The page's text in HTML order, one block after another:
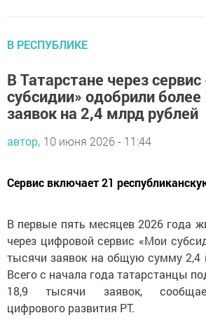
В РЕСПУБЛИКЕ
В Татарстане через
субсидии» одобрили
заявок на 2,4 млрд рублей
автор, 10 июня 2026 - 11:44
Сервис включает 21
В первые пять месяцев 2026 года
через цифровой сервис «Мои
тысячи заявок на общую сумму 2,4
Всего с начала года татарстанцы
18,9 тысячи заявок,
цифрового развития РТ.